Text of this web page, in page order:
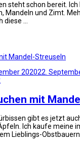
steht schon bereit. Ich
Mandeln und Zimt.
diese …
202022.
mit
gibt es jetzt
Ich kaufe meine
Lieblings-Obstbauern